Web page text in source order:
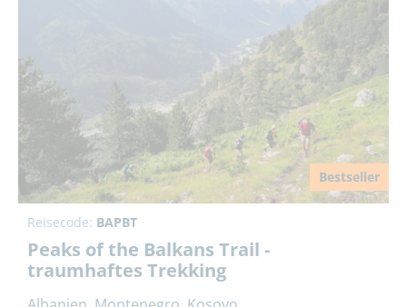
Bestseller
Reisecode: BAPBT
Peaks of the Balkans Trail -
traumhaftes Trekking